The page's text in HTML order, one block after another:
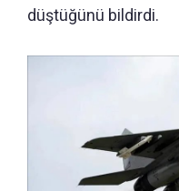
düştüğünü bildirdi.